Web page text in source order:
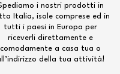
i nostri prodotti in
Italia, isole comprese ed in
tutti i paesi in Europa per
riceverli direttamente e
comodamente a casa tua o
della tua attività!